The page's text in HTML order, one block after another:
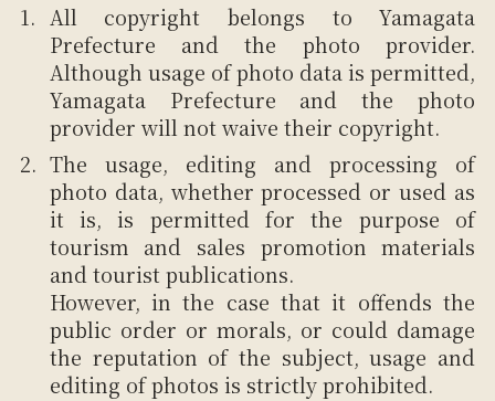
All copyright belongs to Yamagata
Prefecture and the photo provider.
Although usage of photo data is permitted,
Yamagata Prefecture and the photo
provider will not waive their copyright.
The usage, editing and processing of
photo data, whether processed or used as
it is, is permitted for the purpose of
tourism and sales promotion materials
and tourist publications.
However, in the case that it offends the
public order or morals, or could damage
the reputation of the subject, usage and
editing of photos is strictly prohibited.